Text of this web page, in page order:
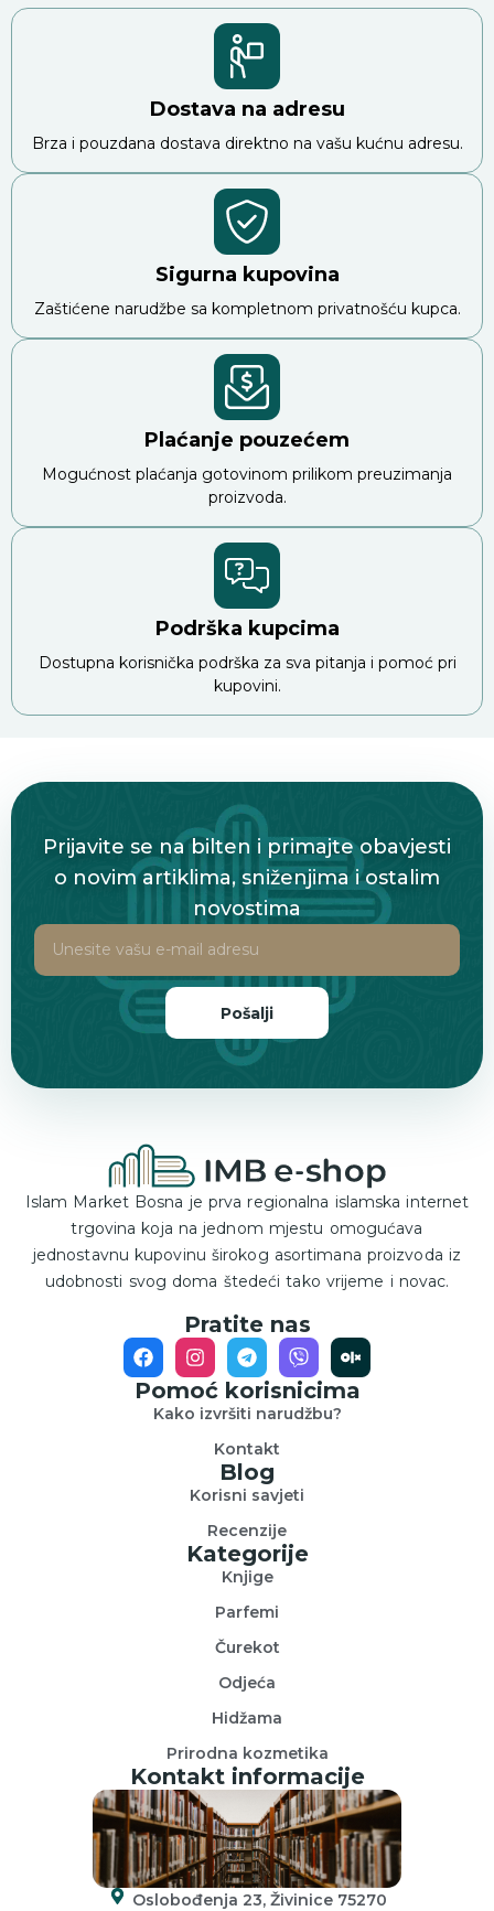
Dostava na adresu
Brza i pouzdana dostava direktno na vašu kućnu adresu.
Sigurna kupovina
Zaštićene narudžbe sa kompletnom privatnošću kupca.
Plaćanje pouzećem
Mogućnost plaćanja gotovinom prilikom preuzimanja
proizvoda.
Podrška kupcima
Dostupna korisnička podrška za sva pitanja i pomoć pri
kupovini.
Prijavite se na bilten i primajte obavjesti
o novim artiklima, sniženjima i ostalim
novostima
Pošalji
Islam Market Bosna je prva regionalna islamska internet
trgovina koja na jednom mjestu omogućava
jednostavnu kupovinu širokog asortimana proizvoda iz
udobnosti svog doma štedeći tako vrijeme i novac.
Pratite nas
Pomoć korisnicima
Kako izvršiti narudžbu?
Kontakt
Blog
Korisni savjeti
Recenzije
Kategorije
Knjige
Parfemi
Čurekot
Odjeća
Hidžama
Prirodna kozmetika
Kontakt informacije
Oslobođenja 23, Živinice 75270